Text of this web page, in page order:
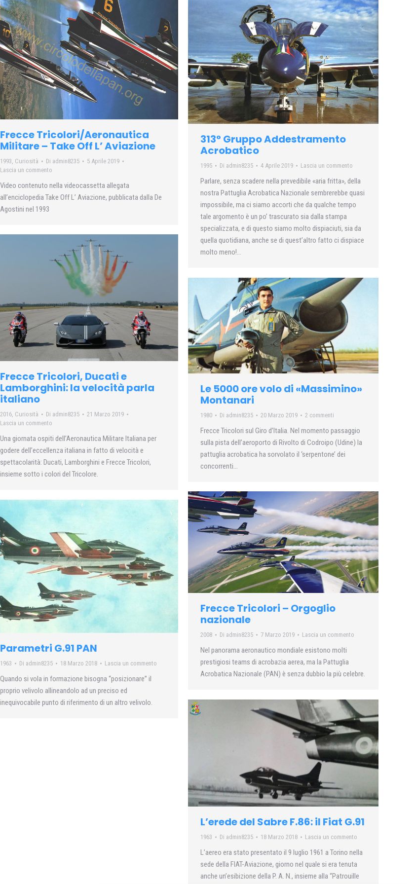
Frecce Tricolori/Aeronautica
Militare – Take Off L’ Aviazione
1993 Curiosità Di admin8235
5 Aprile 2019
Lascia un commento
Video contenuto nella videocassetta allegata
all’enciclopedia Take Off L’ Aviazione, pubblicata dalla De
Agostini nel 1993
313° Gruppo Addestramento
Acrobatico
1995 Di admin8235 4 Aprile 2019 Lascia un commento
Parlare, senza scadere nella prevedibile «aria fritta», della
nostra Pattuglia Acrobatica Nazionale sembrerebbe quasi
impossibile, ma ci siamo accorti che da qualche tempo
tale argomento è un po’ trascurato sia dalla stampa
specializzata, e di questo siamo molto dispiaciuti, sia da
quella quotidiana, anche se di quest’altro fatto ci dispiace
molto meno!…
Frecce Tricolori, Ducati e
Lamborghini: la velocità parla
italiano
2016, Curiosità Di admin8235
21 Marzo 2019
Lascia un commento
Una giornata ospiti dell’Aeronautica Militare Italiana per
godere dell’eccellenza italiana in fatto di velocità e
spettacolarità: Ducati, Lamborghini e Frecce Tricolori,
insieme sotto i colori del Tricolore.
Le 5000 ore volo di «Massimino»
Montanari
1980 Di admin8235 20 Marzo 2019 2 commenti
Frecce Tricolori sul Giro d’Italia. Nel momento passaggio
sulla pista dell’aeroporto di Rivolto di Codroipo (Udine) la
pattuglia acrobatica ha sorvolato il ‘serpentone’ dei
concorrenti…
Frecce Tricolori – Orgoglio
nazionale
2008 Di admin8235 7 Marzo 2019 Lascia un commento
Nel panorama aeronautico mondiale esistono molti
prestigiosi teams di acrobazia aerea, ma la Pattuglia
Acrobatica Nazionale (PAN) è senza dubbio la più celebre.
Parametri G.91 PAN
1963 Di admin8235 18 Marzo 2018 Lascia un commento
Quando si vola in formazione bisogna “posizionare” il
proprio velivolo allineandolo ad un preciso ed
inequivocabile punto di riferimento di un altro velivolo.
L’erede del Sabre F.86: il Fiat G.91
1963 Di admin8235 18 Marzo 2018 Lascia un commento
L’aereo era stato presentato il 9 luglio 1961 a Torino nella
sede della FIAT-Aviazione, giorno nel quale si era tenuta
anche un’esibizione della P. A. N., insieme alla “Patrouille